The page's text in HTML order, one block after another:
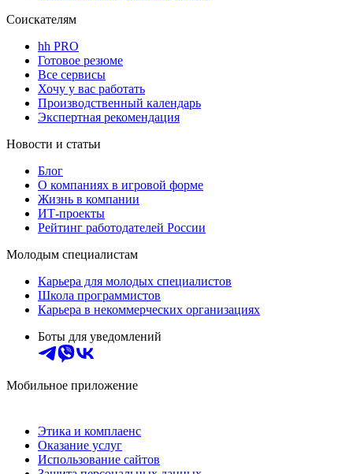
Соискателям
hh PRO
Готовое резюме
Все сервисы
Хочу у вас работать
Производственный календарь
Экспертная рекомендация
Новости и статьи
Блог
О компаниях в игровой форме
Жизнь в компании
ИТ-проекты
Рейтинг работодателей России
Молодым специалистам
Карьера для молодых специалистов
Школа программистов
Карьера в некоммерческих организациях
Боты для уведомлений
Мобильное приложение
Этика и комплаенс
Оказание услуг
Использование сайтов